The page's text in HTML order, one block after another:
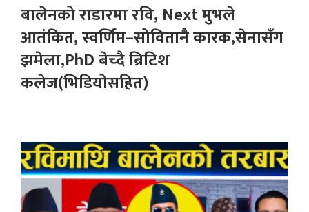
बालेनको राडारमा रवि, Next मुभले
आतंकित, स्वर्णिम–सोवितानै कारक,सेनासँग
झमेला,PhD बेच्दै ब्रिटिश
कलेज(भिडियोसहित)